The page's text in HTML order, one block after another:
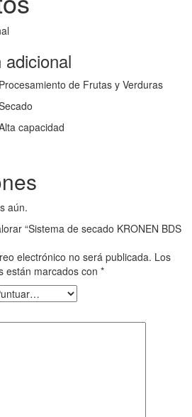
Procesamiento de Frutas y Verduras
capacidad
aún.
“Sistema de secado KRONEN BDS
electrónico no será publicada. Los
están marcados con *